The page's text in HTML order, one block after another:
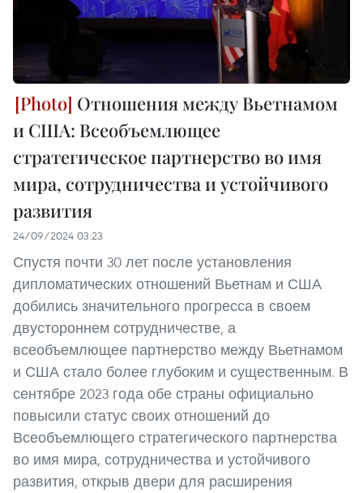
Отношения между Вьетнамом
и США: Всеобъемлющее
стратегическое партнерство во имя
мира, сотрудничества и устойчивого
развития
24/09/2024 03:23
Спустя почти 30 лет после установления
дипломатических отношений Вьетнам и США
добились значительного прогресса в своем
двустороннем сотрудничестве, а
всеобъемлющее партнерство между Вьетнамом
и США стало более глубоким и существенным. В
сентябре 2023 года обе страны официально
повысили статус своих отношений до
Всеобъемлющего стратегического партнерства
во имя мира, сотрудничества и устойчивого
развития, открыв двери для расширения